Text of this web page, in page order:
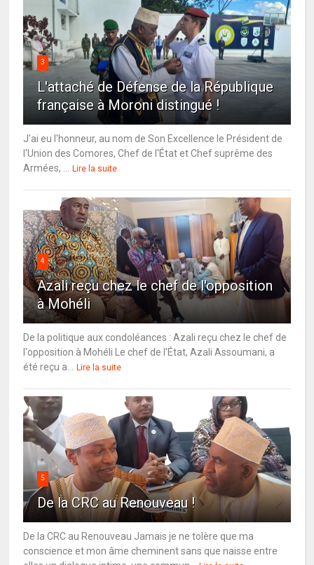
3
L'attaché de Défense de la République
française à Moroni distingué !
J'ai eu l'honneur, au nom de Son Excellence le Président de
l'Union des Comores, Chef de l'État et Chef suprême des
Armées, ...
Lire la suite
4
Azali reçu chez le chef de l'opposition
à Mohéli
De la politique aux condoléances : Azali reçu chez le chef de
l'opposition à Mohéli Le chef de l'État, Azali Assoumani, a
été reçu a...
Lire la suite
5
De la CRC au Renouveau !
De la CRC au Renouveau Jamais je ne tolère que ma
conscience et mon âme cheminent sans que naisse entre